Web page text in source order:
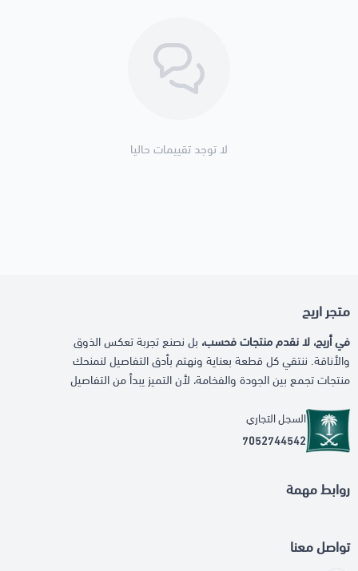
لا توجد تقييمات حاليا
متجر اريج
في أريج، لا نقدم منتجات فحسب، بل نصنع تجربة تعكس الذوق
والأناقة. ننتقي كل قطعة بعناية ونهتم بأدق التفاصيل لنمنحك
منتجات تجمع بين الجودة والفخامة، لأن التميز يبدأ من التفاصيل
السجل التجاري
7052744542
روابط مهمة
تواصل معنا